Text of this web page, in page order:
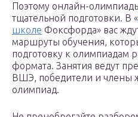
Поэтому онлайн-
тщательной подготовки. В «
школе Фоксфорда» вас
маршруты обучения,
подготовку к олимпиадам
формата. Занятия ведут
ВШЭ, победители и члены
олимпиад.